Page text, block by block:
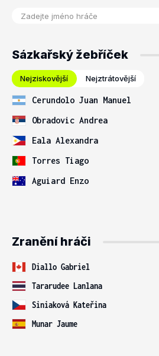
Sázkařský žebříček
Nejziskovější Nejztrátovější
Cerundolo Juan Manuel
Obradovic Andrea
Eala Alexandra
Torres Tiago
Aguiard Enzo
Zranění hráči
Diallo Gabriel
Tararudee Lanlana
Siniaková Kateřina
Munar Jaume